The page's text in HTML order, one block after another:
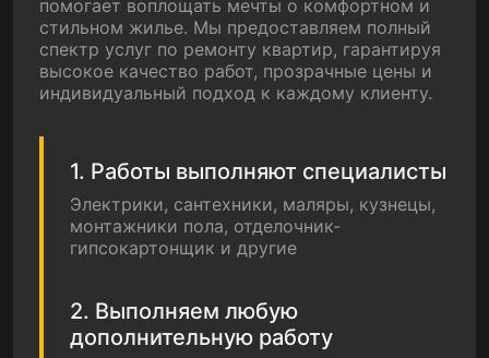
помогает воплощать мечты о комфортном и
стильном жилье. Мы предоставляем полный
спектр услуг по ремонту квартир, гарантируя
высокое качество работ, прозрачные цены и
индивидуальный подход к каждому клиенту.
1. Работы выполняют специалисты
Электрики, сантехники, маляры, кузнецы,
монтажники пола, отделочник-
гипсокартонщик и другие
2. Выполняем любую
дополнительную работу